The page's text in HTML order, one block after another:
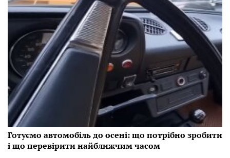
Готуємо автомобіль до осені: що потрібно зробити
і що перевірити найближчим часом